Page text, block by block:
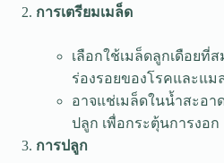
การเตรียมเมล็ด
เลือกใช้เมล็ดลูกเดือย
ร่องรอยของโรคและแม
อาจแช่เมล็ดในน้ำสะอ
ปลูก เพื่อกระตุ้นการงอก
การปลูก